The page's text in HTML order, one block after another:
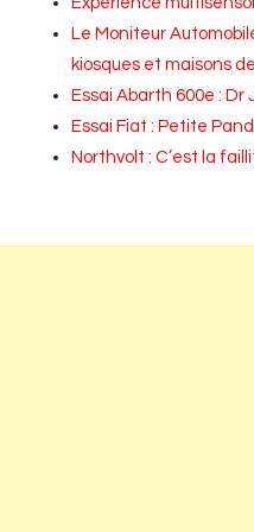
Le Moniteur
kiosques et maisons
Essai Abarth 600e : Dr
Essai Fiat : Petite
Northvolt : C’est la